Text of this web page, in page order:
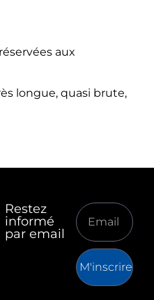
aux
longue, quasi brute,
Restez
informé
par email
M'inscrire